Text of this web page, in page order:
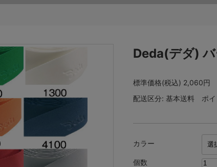
Deda(デダ)
標準価格(税込) 2,060円
配送区分: 基本送料 ポ
カラー
個数